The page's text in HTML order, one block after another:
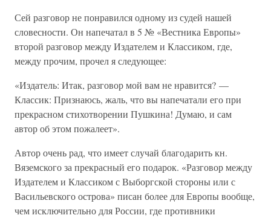
Сей разговор не понравился одному из судей нашей
словесности. Он напечатал в 5 № «Вестника Европы»
второй разговор между Издателем и Классиком, где,
между прочим, прочел я следующее:
«Издатель: Итак, разговор мой вам не нравится? —
Классик: Признаюсь, жаль, что вы напечатали его при
прекрасном стихотворении Пушкина! Думаю, и сам
автор об этом пожалеет».
Автор очень рад, что имеет случай благодарить кн.
Вяземского за прекрасный его подарок. «Разговор между
Издателем и Классиком с Выборгской стороны или с
Васильевского острова» писан более для Европы вообще,
чем исключительно для России, где противники